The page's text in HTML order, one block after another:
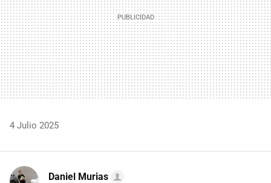
4 Julio 2025
Daniel Murias